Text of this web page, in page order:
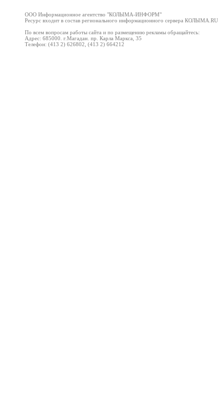
ООО Информационное агентство "КОЛЫМА-ИНФОРМ"
Ресурс входит в состав регионального информационного сервера КОЛЫМА .RU
По всем вопросам работы сайта и по размещению рекламы обращайтесь:
Адрес: 685000. г.Магадан. пр. Карла Маркса, 35
Телефон: (413 2) 626802, (413 2) 664212